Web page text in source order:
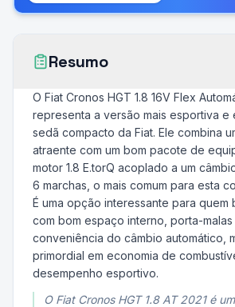
Resumo
O Fiat Cronos HGT 1.8 16V Flex
representa a versão mais esportiva e
sedã compacto da Fiat. Ele combina
atraente com um bom pacote de
motor 1.8 E.torQ acoplado a um
6 marchas, o mais comum para esta
É uma opção interessante para quem
com bom espaço interno, porta-
conveniência do câmbio automático,
primordial em economia de
desempenho esportivo.
O Fiat Cronos HGT 1.8 AT 2021 é